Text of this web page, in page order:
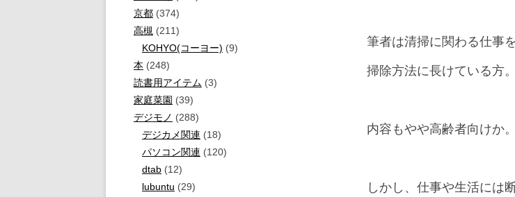
筆者は清掃に関わる仕事
掃除方法に長けている方。
内容もやや高齢者向けか。
しかし、仕事や生活には
京都 (374)
高槻 (211)
KOHYO(コーヨー) (9)
本 (248)
読書用アイテム (3)
家庭菜園 (39)
デジモノ (288)
デジカメ関連 (18)
パソコン関連 (120)
dtab (12)
lubuntu (29)